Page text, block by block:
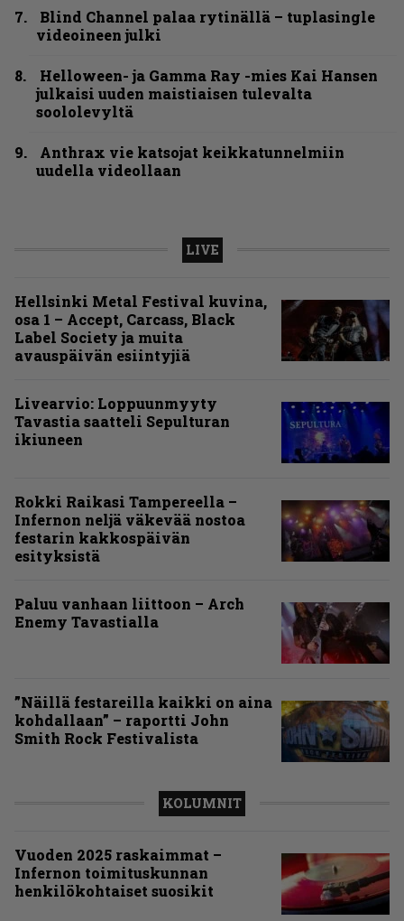
Blind Channel palaa rytinällä – tuplasingle
videoineen julki
Helloween- ja Gamma Ray -mies Kai Hansen
julkaisi uuden maistiaisen tulevalta
soololevyltä
Anthrax vie katsojat keikkatunnelmiin
uudella videollaan
LIVE
Hellsinki Metal Festival kuvina,
osa 1 – Accept, Carcass, Black
Label Society ja muita
avauspäivän esiintyjiä
Livearvio: Loppuunmyyty
Tavastia saatteli Sepulturan
ikiuneen
Rokki Raikasi Tampereella –
Infernon neljä väkevää nostoa
festarin kakkospäivän
esityksistä
Paluu vanhaan liittoon – Arch
Enemy Tavastialla
”Näillä festareilla kaikki on aina
kohdallaan” – raportti John
Smith Rock Festivalista
KOLUMNIT
Vuoden 2025 raskaimmat –
Infernon toimituskunnan
henkilökohtaiset suosikit